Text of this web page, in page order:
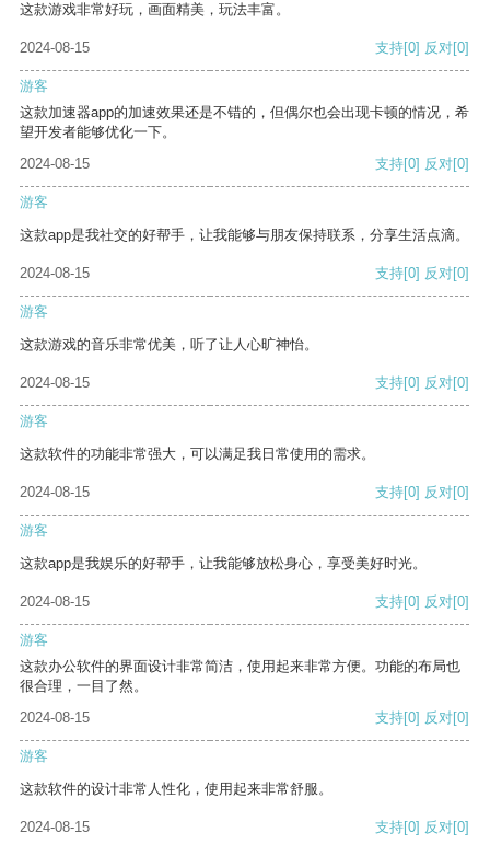
这款游戏非常好玩，画面精美，玩法丰富。
2024-08-15 支持[0] 反对[0]
游客
这款加速器app的加速效果还是不错的，但偶尔也会出现卡顿的情况，希
望开发者能够优化一下。
2024-08-15
支持[0] 反对[0]
游客
这款app是我社交的好帮手，让我能够与朋友保持联系，分享生活点滴。
2024-08-15 支持[0] 反对[0]
游客
这款游戏的音乐非常优美，听了让人心旷神怡。
2024-08-15 支持[0] 反对[0]
游客
这款软件的功能非常强大，可以满足我日常使用的需求。
2024-08-15 支持[0] 反对[0]
游客
这款app是我娱乐的好帮手，让我能够放松身心，享受美好时光。
2024-08-15 支持[0] 反对[0]
游客
这款办公软件的界面设计非常简洁，使用起来非常方便。功能的布局也
很合理，一目了然。
2024-08-15
支持[0] 反对[0]
游客
这款软件的设计非常人性化，使用起来非常舒服。
2024-08-15 支持[0] 反对[0]